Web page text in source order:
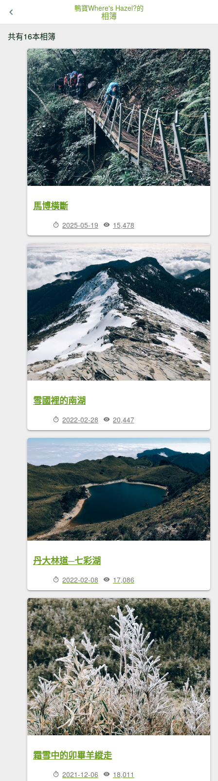
鴨寶Where's Hazel?的
相簿
共有16本相簿
馬博橫斷
2025-05-19 15,478
雪國裡的南湖
2022-02-28 20,447
丹大林道─七彩湖
2022-02-08 17,086
霜雪中的卯畢羊縱走
2021-12-06 18,011